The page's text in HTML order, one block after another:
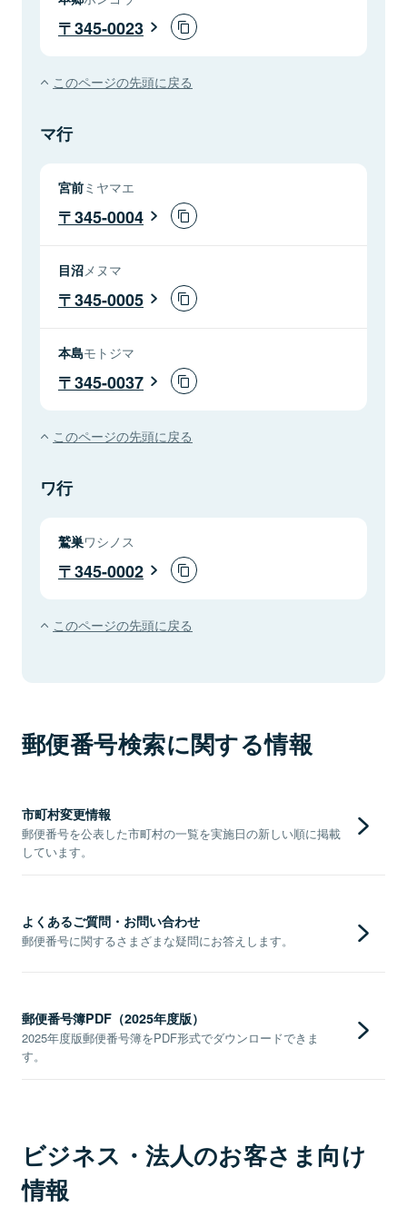
345-0023
このページの先頭に戻る
マ行
宮前ミヤマエ
345-0004
目沼 メヌマ
345-0005
本島モトジマ
345-0037
このページの先頭に戻る
ワ行
鷲巣ワシノス
345-0002
このページの先頭に戻る
郵便番号検索に関する情報
市町村変更情報
郵便番号を公表した市町村の一覧を実施日の新しい順に掲載
しています。
よくあるご質問・お問い合わせ
郵便番号に関するさまざまな疑問にお答えします。
郵便番号簿PDF（2025年度版）
2025年度版郵便番号簿をPDF形式でダウンロードできま
す。
ビジネス・法人のお客さま向け
情報